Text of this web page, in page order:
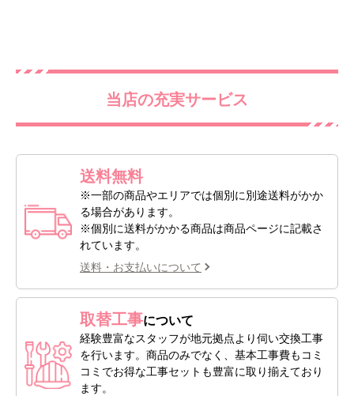
当店の充実サービス
送料無料
※一部の商品やエリアでは個別に別途送料がかか
る場合があります。
※個別に送料がかかる商品は商品ページに記載さ
れています。
送料・お支払いについて
取替工事について
経験豊富なスタッフが地元拠点より伺い交換工事
を行います。商品のみでなく、基本工事費もコミ
コミでお得な工事セットも豊富に取り揃えており
ます。